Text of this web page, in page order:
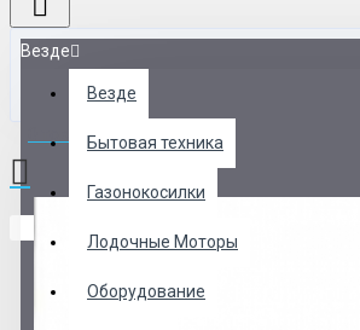
Везде
Везде
Бытовая техника
Газонокосилки
Лодочные Моторы
Оборудование
0 товар(ов) - 0 р.